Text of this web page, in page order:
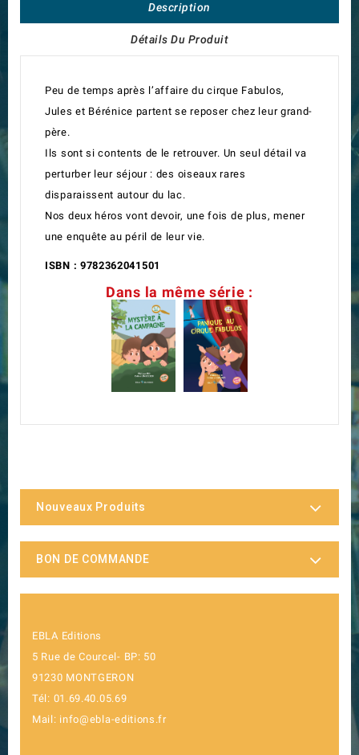
Description
Détails Du Produit
Peu de temps après l’affaire du cirque Fabulos,
Jules et Bérénice partent se reposer chez leur grand-
père.
Ils sont si contents de le retrouver. Un seul détail va
perturber leur séjour : des oiseaux rares
disparaissent autour du lac.
Nos deux héros vont devoir, une fois de plus,mener
une enquête au péril de leur vie.
ISBN : 9782362041501
Dans la même série :
Nouveaux Produits
BON DE COMMANDE
EBLA Editions
5 Rue de Courcel- BP: 50
91230 MONTGERON
Tél: 01.69.40.05.69
Mail: info@ebla-editions.fr